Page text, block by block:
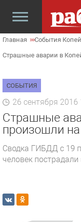
Главная События
Страшные аварии в
СОБЫТИЯ
26 сентября 2016
Страшные
произошли
Сводка ГИБДД с 19
человек